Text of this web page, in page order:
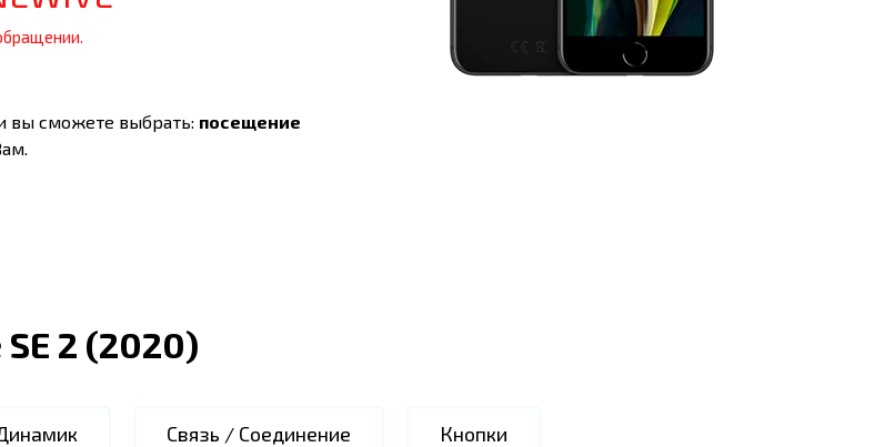
вы сможете выбрать: посещение
2 (2020)
Связь / Соединение Кнопки